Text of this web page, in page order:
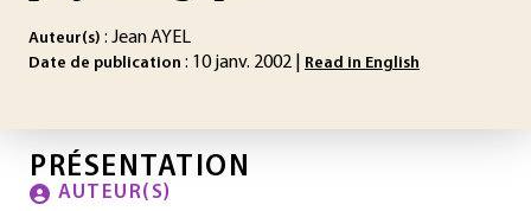
Auteur(s) : Jean AYEL
Date de publication : 10 janv. 2002 | Read in English
PRÉSENTATION
AUTEUR(S)